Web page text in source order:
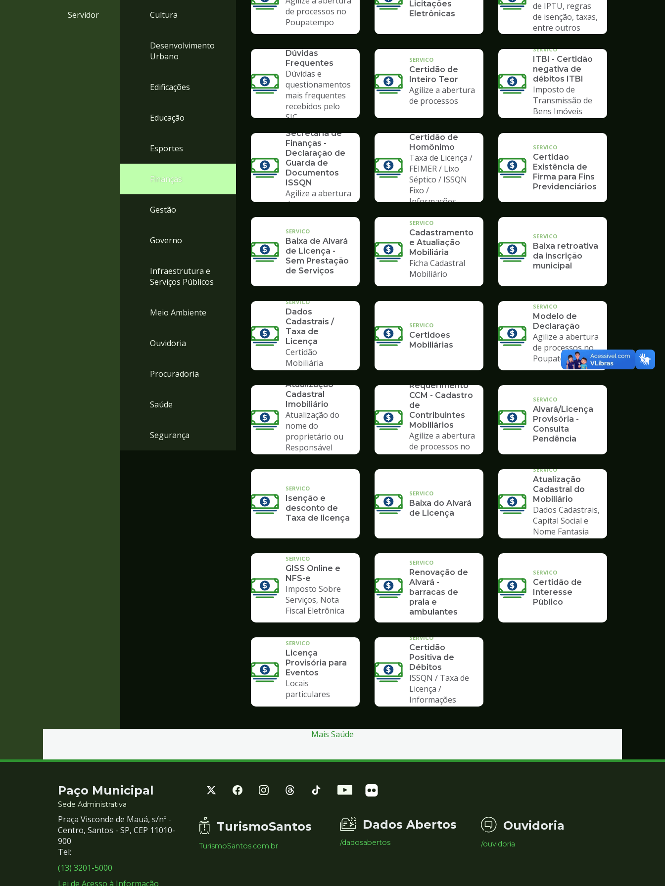
Servidor Cultura
Desenvolvimento
Urbano
Edificações
Educação
Esportes
Finanças
Gestão
Governo
Infraestrutura e
Serviços Públicos
Meio Ambiente
Ouvidoria
Procuradoria
Saúde
Segurança
de processos no
Poupatempo
Licitações
Eletrônicas
de IPTU, regras
de isenção, taxas,
entre outros
Dúvidas
Frequentes
Dúvidas e
questionamentos
mais frequentes
recebidos pelo
SIC
SERVICO
Certidão de
Inteiro Teor
Agilize a abertura
de processos
SERVICO
ITBI - Certidão
negativa de
débitos ITBI
Imposto de
Transmissão de
Bens Imóveis
SERVICO
Secretaria de
Finanças -
Declaração de
Guarda de
Documentos
ISSQN
Agilize a abertura
de processos no
Poupatempo
Certidão de
Homônimo
Taxa de Licença /
FEIMER / Lixo
Séptico / ISSQN
Fixo /
Informações
SERVICO
Certidão
Existência de
Firma para Fins
Previdenciários
SERVICO
Baixa de Alvará
de Licença -
Sem Prestação
de Serviços
SERVICO
Cadastramento
e Atualiação
Mobiliária
Ficha Cadastral
Mobiliário
SERVICO
Baixa retroativa
da inscrição
municipal
SERVICO
Dados
Cadastrais /
Taxa de
Licença
Certidão
Mobiliária
SERVICO
Certidões
Mobiliárias
SERVICO
Modelo de
Declaração
Agilize a abertura
de processos no
Poupatempo
Atualização
Cadastral
Imobiliário
Atualização do
nome do
proprietário ou
Responsável
Requerimento
CCM - Cadastro
de
Contribuintes
Mobiliários
Agilize a abertura
de processos no
Poupatempo
SERVICO
Alvará/Licença
Provisória -
Consulta
Pendência
SERVICO
Isenção e
desconto de
Taxa de licença
SERVICO
Baixa do Alvará
de Licença
SERVICO
Atualização
Cadastral do
Mobiliário
Dados Cadastrais,
Capital Social e
Nome Fantasia
SERVICO
GISS Online e
NFS-e
Imposto Sobre
Serviços, Nota
Fiscal Eletrônica
SERVICO
Renovação de
Alvará -
barracas de
praia e
ambulantes
SERVICO
Certidão de
Interesse
Público
SERVICO
Licença
Provisória para
Eventos
Locais
particulares
SERVICO
Certidão
Positiva de
Débitos
ISSQN / Taxa de
Licença /
Informações
Mais Saúde
Contato
e
Redes
Sociais
Paço Municipal
Sede Administrativa
Praça Visconde de Mauá, s/nº -
Centro, Santos - SP, CEP 11010-
900
Tel:
(13) 3201-5000
Lei de Acesso à Informação
TurismoSantos
TurismoSantos.com.br
Dados Abertos
/dadosabertos
Ouvidoria
/ouvidoria